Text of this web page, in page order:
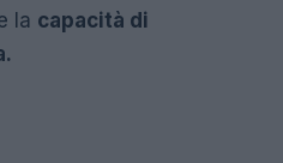
la capacità di